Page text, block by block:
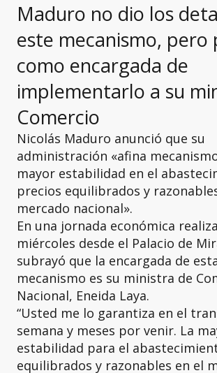
Maduro no dio los
este mecanismo, pero
como encargada de
implementarlo a su
Comercio
Nicolás Maduro anunció que su
administración «afina
mayor estabilidad en el
precios equilibrados y
mercado nacional».
En una jornada económica
miércoles desde el Palacio de
subrayó que la encargada de
mecanismo es su ministra de
Nacional, Eneida Laya.
“Usted me lo garantiza en el
semana y meses por venir. La
estabilidad para el
equilibrados y razonables en el